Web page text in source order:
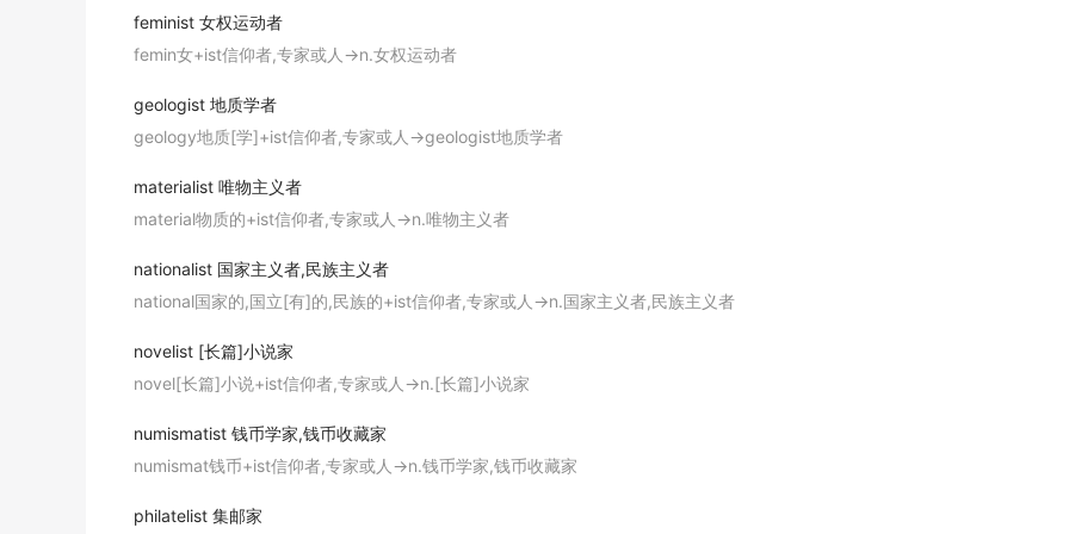
期刊摘选
Feminist Comparative Study of " Poems for Plough and Weave " and " Four Seasons of Pastoral
楼璹《耕织图诗》与范成大《四时田园杂兴》比较散论.
期刊摘选
She became known as a strident
她在公开辩论中以强硬的女权主义者形象闻名。
They did not consider thefeministlabel worthy of such high praise.
金山词霸
她远非女权主义者；实际上，她反对这一运动。
She may not be a radical
feminist 女权运动者
femin女+ist信仰者,专家或人→n.女权运动者
geologist 地质学者
geology地质[学]+ist信仰者,专家或人→geologist地质学者
materialist 唯物主义者
material物质的+ist信仰者,专家或人→n.唯物主义者
nationalist 国家主义者,民族主义者
national国家的,国立[有]的,民族的+ist信仰者,专家或人→n.国家主义者,民族主义者
novelist [长篇]小说家
novel[长篇]小说+ist信仰者,专家或人→n.[长篇]小说家
numismatist 钱币学家,钱币收藏家
numismat钱币+ist信仰者,专家或人→n.钱币学家,钱币收藏家
philatelist 集邮家